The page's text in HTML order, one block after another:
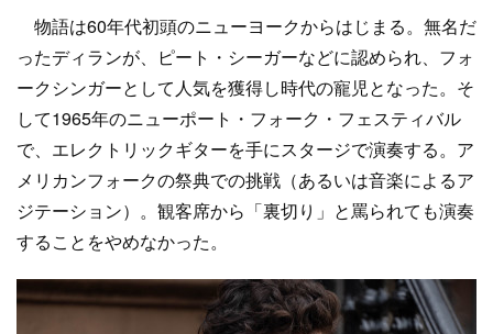
物語は60年代初頭のニューヨークからはじまる。無名だ
ったディランが、ピート・シーガーなどに認められ、フォ
ークシンガーとして人気を獲得し時代の寵児となった。そ
して1965年のニューポート・フォーク・フェスティバル
で、エレクトリックギターを手にスタージで演奏する。ア
メリカンフォークの祭典での挑戦（あるいは音楽によるア
ジテーション）。観客席から「裏切り」と罵られても演奏
することをやめなかった。